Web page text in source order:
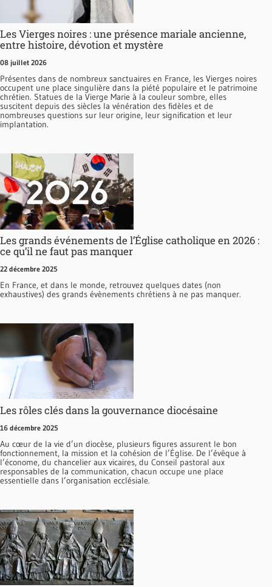
Les Vierges noires : une présence mariale ancienne,
entre histoire, dévotion et mystère
08 juillet 2026
Présentes dans de nombreux sanctuaires en France, les Vierges noires
occupent une place singulière dans la piété populaire et le patrimoine
chrétien. Statues de la Vierge Marie à la couleur sombre, elles
suscitent depuis des siècles la vénération des fidèles et de
nombreuses questions sur leur origine, leur signification et leur
implantation.
Les grands événements de l’Église catholique en 2026 :
ce qu’il ne faut pas manquer
22 décembre 2025
En France, et dans le monde, retrouvez quelques dates (non
exhaustives) des grands évènements chrétiens à ne pas manquer.
Les rôles clés dans la gouvernance diocésaine
16 décembre 2025
Au cœur de la vie d’un diocèse, plusieurs figures assurent le bon
fonctionnement, la mission et la cohésion de l’Église. De l’évêque à
l’économe, du chancelier aux vicaires, du Conseil pastoral aux
responsables de la communication, chacun occupe une place
essentielle dans l’organisation ecclésiale.